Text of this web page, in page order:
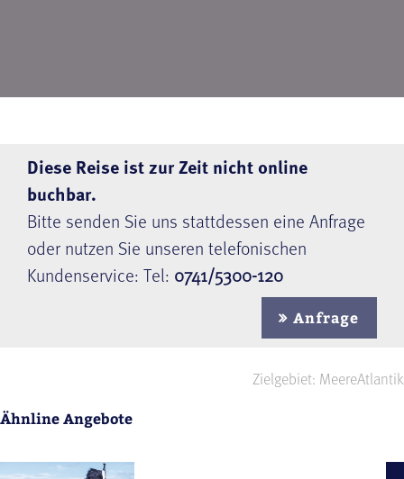
Diese Reise ist zur Zeit nicht online
buchbar.
Bitte senden Sie uns stattdessen eine Anfrage
oder nutzen Sie unseren telefonischen
Kundenservice: Tel: 0741/5300-120
Anfrage
Zielgebiet: MeereAtlantik
Ähnline Angebote